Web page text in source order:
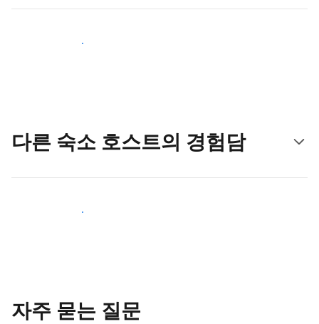
새로운 고객층 공략하기
다른 숙소 호스트의 경험담
숙소 호스트로 동참하기
자주 묻는 질문